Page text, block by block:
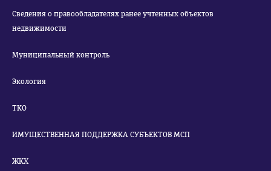
Сведения о правообладателях ранее учтенных объектов
недвижимости
Муниципальный контроль
Экология
ТКО
ИМУЩЕСТВЕННАЯ ПОДДЕРЖКА СУБЪЕКТОВ МСП
ЖКХ